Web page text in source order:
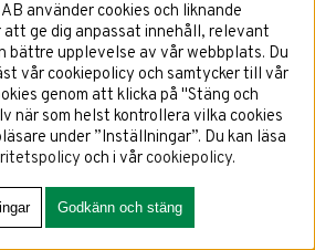
NAV 71,3
2199 kr
KÖP!
använder cookies och liknande
att ge dig anpassat innehåll, relevant
bättre upplevelse av vår webbplats. Du
vår cookiepolicy och samtycker till vår
genom att klicka på "Stäng och
när som helst kontrollera vilka cookies
under ”Inställningar”. Du kan läsa
och i vår cookiepolicy.
Godkänn och stäng